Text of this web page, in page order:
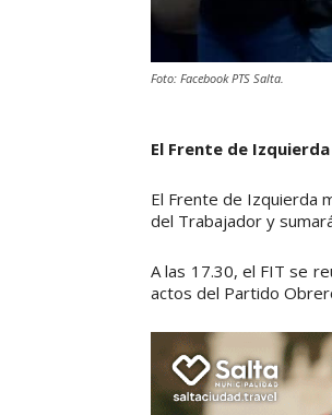
Foto: Facebook PTS Salta.
El Frente de
El Frente de Izquierda
del Trabajador y
A las 17.30, el FIT se
actos del Partido